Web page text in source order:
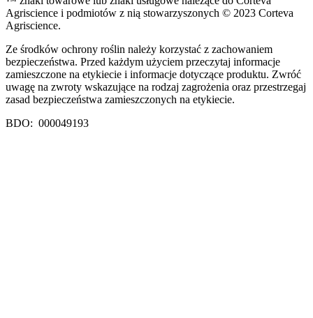
Agriscience i podmiotów z nią stowarzyszonych © 2023 Corteva
Agriscience.
Ze środków ochrony roślin należy korzystać z zachowaniem
bezpieczeństwa. Przed każdym użyciem przeczytaj informacje
zamieszczone na etykiecie i informacje dotyczące produktu. Zwróć
uwagę na zwroty wskazujące na rodzaj zagrożenia oraz przestrzegaj
zasad bezpieczeństwa zamieszczonych na etykiecie.
BDO: 000049193